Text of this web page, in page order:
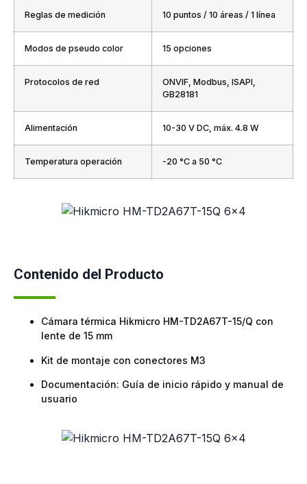
Reglas de medición 10 puntos / 10 áreas / 1 línea
Modos de pseudo color 15 opciones
Protocolos de red
ONVIF, Modbus, ISAPI,
GB28181
Alimentación 10-30 V DC, máx. 4.8 W
Temperatura operación -20 °C a 50 °C
Contenido del Producto
Cámara térmica Hikmicro HM-TD2A67T-15/Q con
lente de 15 mm
Kit de montaje con conectores M3
Documentación: Guía de inicio rápido y manual de
usuario